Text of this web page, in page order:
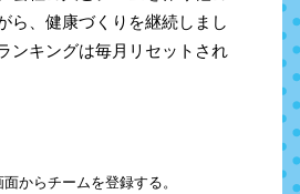
ら、健康づくりを継続しまし
ンキングは毎月リセットされ
からチームを登録する。